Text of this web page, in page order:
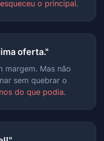
o principal.
oferta."
margem. Mas não
sem quebrar o
do que podia.